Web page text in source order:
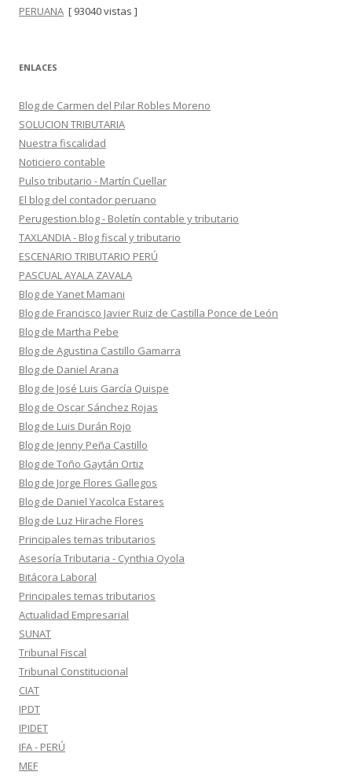
PERUANA [ 93040 vistas ]
ENLACES
Blog de Carmen del Pilar Robles Moreno
SOLUCION TRIBUTARIA
Nuestra fiscalidad
Noticiero contable
Pulso tributario - Martín Cuellar
El blog del contador peruano
Perugestion.blog - Boletín contable y tributario
TAXLANDIA - Blog fiscal y tributario
ESCENARIO TRIBUTARIO PERÚ
PASCUAL AYALA ZAVALA
Blog de Yanet Mamani
Blog de Francisco Javier Ruiz de Castilla Ponce de León
Blog de Martha Pebe
Blog de Agustina Castillo Gamarra
Blog de Daniel Arana
Blog de José Luis García Quispe
Blog de Oscar Sánchez Rojas
Blog de Luis Durán Rojo
Blog de Jenny Peña Castillo
Blog de Toño Gaytán Ortiz
Blog de Jorge Flores Gallegos
Blog de Daniel Yacolca Estares
Blog de Luz Hirache Flores
Principales temas tributarios
Asesoría Tributaria - Cynthia Oyola
Bitácora Laboral
Principales temas tributarios
Actualidad Empresarial
SUNAT
Tribunal Fiscal
Tribunal Constitucional
CIAT
IPDT
IPIDET
IFA - PERÚ
MEF